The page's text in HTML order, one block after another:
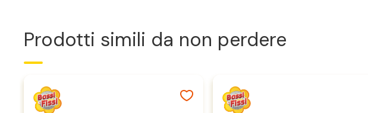
Prodotti simili da non perdere